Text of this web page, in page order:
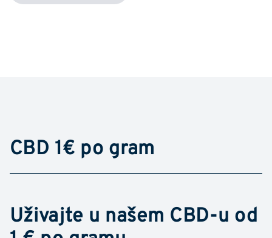
CBD 1€ po gram
Uživajte u našem CBD-u od